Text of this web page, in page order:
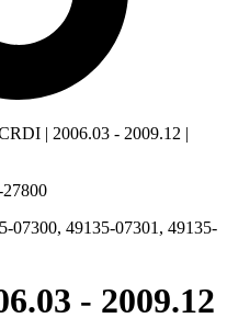
| 2006.03 - 2009.12 |
07300, 49135-07301, 49135-
- 2009.12